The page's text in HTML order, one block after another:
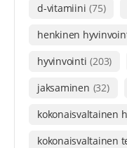
d-vitamiini (75)
henkinen
hyvinvointi (203)
jaksaminen (32)
kokonaisvaltainen
kokonaisvaltainen